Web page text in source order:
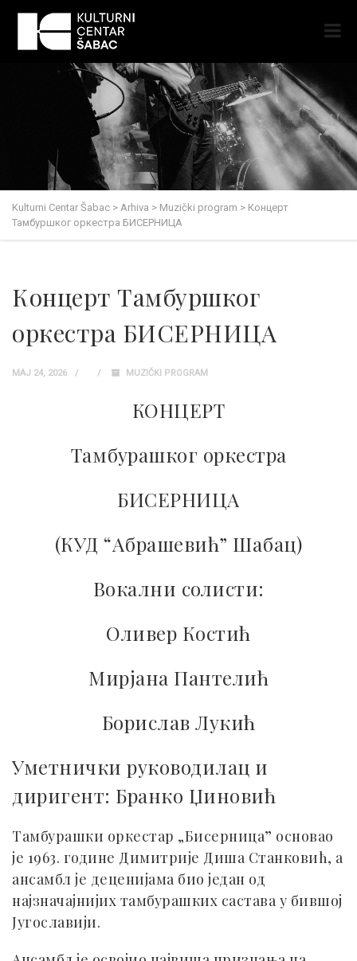
Kulturni Centar Šabac > Arhiva > Muzički program > Концерт
Тамбуршког оркестра БИСЕРНИЦА
Концерт Тамбуршког
оркестра БИСЕРНИЦА
МАЈ 24, 2026 MUZIČKI PROGRAM
КОНЦЕРТ
Тамбурашког оркестра
БИСЕРНИЦА
(КУД “Абрашевић” Шабац)
Вокални солисти:
Оливер Костић
Мирјана Пантелић
Борислав Лукић
Уметнички руководилац и
диригент: Бранко Џиновић
Тамбурашки оркестар „Бисерница” основао
је 1963. године Димитрије Диша Станковић, а
ансамбл је деценијама био један од
најзначајнијих тамбурашких састава у бившој
Југославији.